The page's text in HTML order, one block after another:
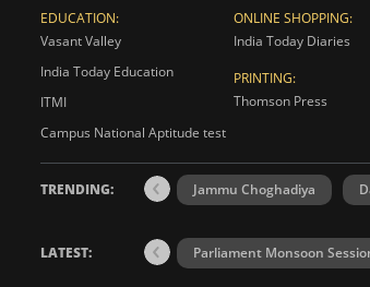
EDUCATION:
Vasant Valley
India Today Education
ITMI
Campus National Aptitude test
ONLINE SHOPPING:
India Today Diaries
PRINTING:
Thomson Press
TRENDING: Jammu Choghadiya
LATEST: Parliament Monsoon